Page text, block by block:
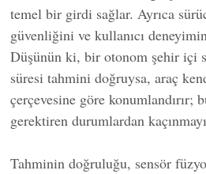
temel bir girdi sağlar. Ayrıca
güvenliğini ve kullanıcı
Düşünün ki, bir otonom şehir içi
süresi tahmini doğruysa, araç
çerçevesine göre konumlandırır;
gerektiren durumlardan
Tahminin doğruluğu, sensör